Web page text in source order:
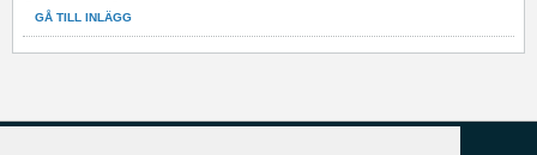
GÅ TILL INLÄGG